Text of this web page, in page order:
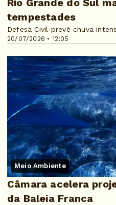
20/07/2026 • 12:05
tempestades
Defesa Civil prevê chuva
Meio Ambiente
Câmara acelera
da Baleia Franca